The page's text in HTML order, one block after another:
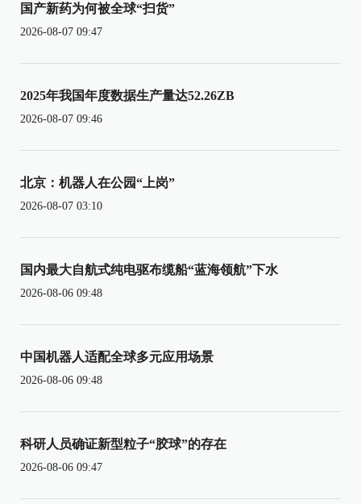
国产新药为何被全球“扫货”
2026-08-07 09:47
2025年我国年度数据生产量达52.26ZB
2026-08-07 09:46
北京：机器人在公园“上岗”
2026-08-07 03:10
国内最大自航式纯电驱布缆船“蓝海领航”下水
2026-08-06 09:48
中国机器人适配全球多元应用场景
2026-08-06 09:48
科研人员确证新型粒子“胶球”的存在
2026-08-06 09:47